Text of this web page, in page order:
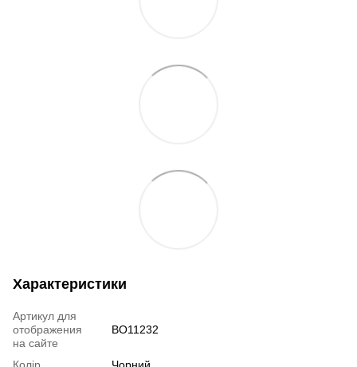
Характеристики
Артикул для
отображения
на сайте
BO11232
Колір
Чорний